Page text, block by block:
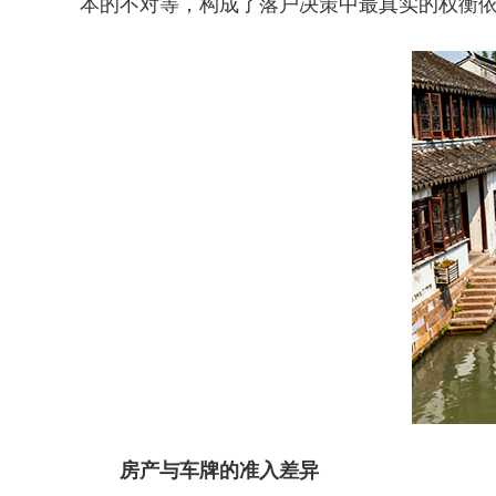
本的不对等，构成了落户决策中最真实的权衡
房产与车牌的准入差异